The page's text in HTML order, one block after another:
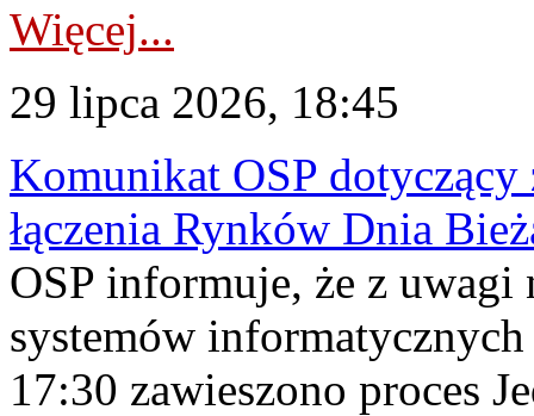
Więcej...
29 lipca 2026, 18:45
Komunikat OSP dotyczący
łączenia Rynków Dnia
OSP informuje, że z uwagi
systemów
17:30 zawieszono proces